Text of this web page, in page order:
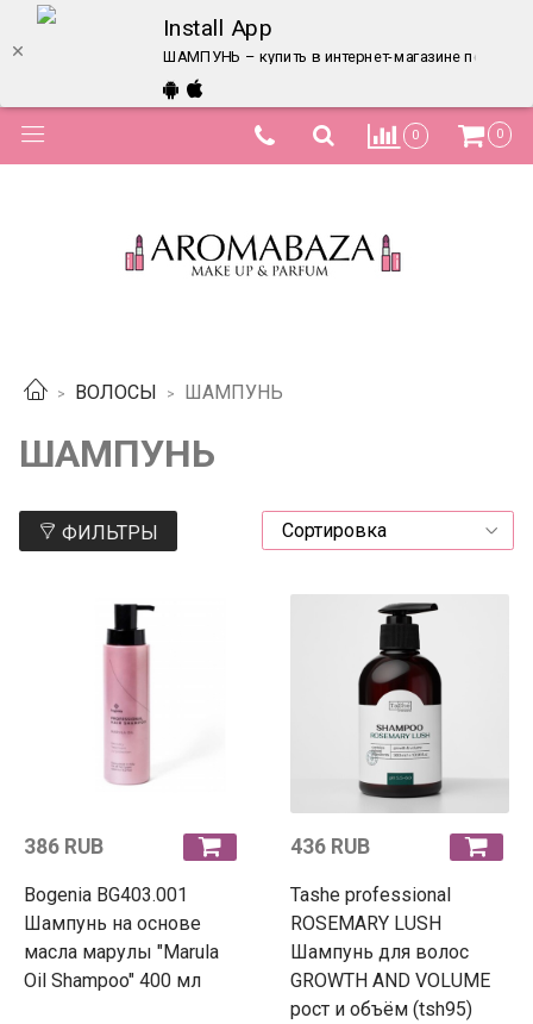
Install App
ШАМПУНЬ – купить в интернет-магазине по
0 0
ВОЛОСЫ ШАМПУНЬ
ШАМПУНЬ
ФИЛЬТРЫ
386 RUB
Bogenia BG403.001
Шампунь на основе
масла марулы "Marula
Oil Shampoo" 400 мл
436 RUB
Tashe professional
ROSEMARY LUSH
Шампунь для волос
GROWTH AND VOLUME
рост и объём (tsh95)